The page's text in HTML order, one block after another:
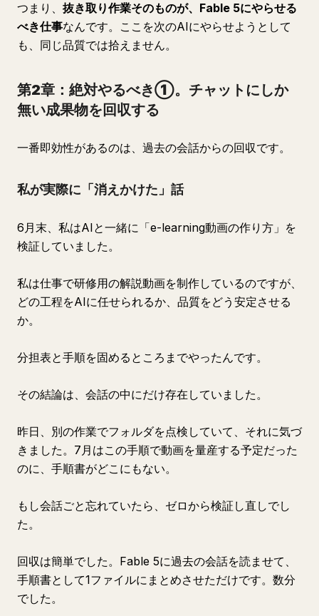
つまり、 抜き取り作業そのものが、Fable 5にやらせる
べき仕事なんです。ここを次のAIにやらせようとして
も、同じ品質では拾えません。
第2章：絶対やるべき①。チャットにしか
無い成果物を回収する
一番即効性があるのは、過去の会話からの回収です。
私が実際に「消えかけた」話
6月末、私はAIと一緒に「e-learning動画の作り方」を
検証していました。
私は仕事で研修用の解説動画を制作しているのですが、
どの工程をAIに任せられるか、品質をどう安定させる
か。
分担表と手順を固めるところまでやったんです。
その結論は、会話の中にだけ存在していました。
昨日、別の作業でフォルダを点検していて、それに気づ
きました。7月はこの手順で動画を量産する予定だった
のに、手順書がどこにもない。
もし会話ごと忘れていたら、ゼロから検証し直しでし
た。
回収は簡単でした。Fable 5に過去の会話を読ませて、
手順書として1ファイルにまとめさせただけです。数分
でした。